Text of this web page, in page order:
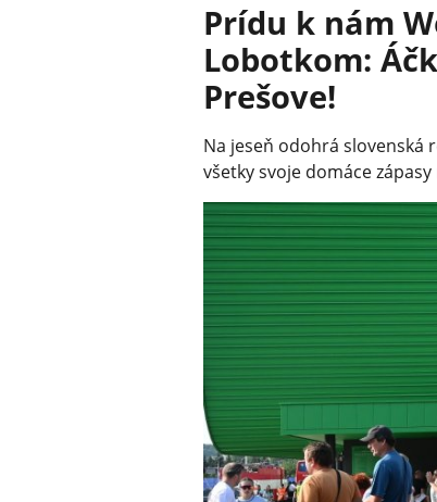
Prídu k nám
Lobotkom:
Prešove!
Na jeseň odohrá slovenská
všetky svoje domáce